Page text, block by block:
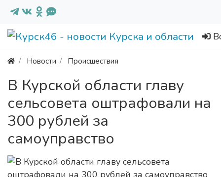
Новости Происшествия
В Курской области главу
сельсовета оштрафовали на
300 рублей за
самоуправство